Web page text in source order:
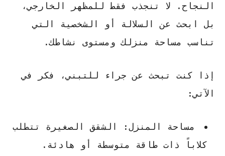
النجاح. لا تنجذب فقط للمظهر الخارجي،
بل ابحث عن السلالة أو الشخصية التي
تناسب مساحة منزلك ومستوى نشاطك.
إذا كنت تبحث عن جراء للتبني، فكر في
الآتي:
مساحة المنزل:
الشقق الصغيرة تتطلب
كلاباً ذات طاقة متوسطة أو هادئة.